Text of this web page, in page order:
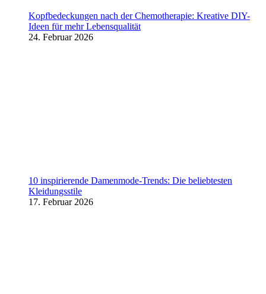
Kopfbedeckungen nach der Chemotherapie: Kreative DIY-
Ideen für mehr Lebensqualität
24. Februar 2026
10 inspirierende Damenmode-Trends: Die beliebtesten
Kleidungsstile
17. Februar 2026